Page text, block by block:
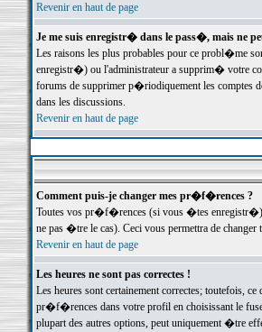
Revenir en haut de page
Je me suis enregistr� dans le pass�, mais ne
Les raisons les plus probables pour ce probl�me
enregistr�) ou l'administrateur a supprim� votre
forums de supprimer p�riodiquement les comptes
dans les discussions.
Revenir en haut de page
Comment puis-je changer mes pr�f�rences ?
Toutes vos pr�f�rences (si vous �tes enregistr�)
ne pas �tre le cas). Ceci vous permettra de
Revenir en haut de page
Les heures ne sont pas correctes !
Les heures sont certainement correctes; toutefois,
pr�f�rences dans votre profil en choisissant le
plupart des autres options, peut uniquement �tre